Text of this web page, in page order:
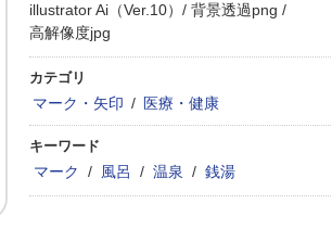
illustrator Ai（Ver.10）/ 背景透過png /
高解像度jpg
カテゴリ
マーク・矢印 / 医療・健康
キーワード
マーク / 風呂 / 温泉 / 銭湯